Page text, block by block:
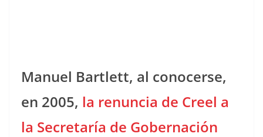
Manuel Bartlett, al conocerse,
en 2005, la renuncia de Creel a
la Secretaría de Gobernación